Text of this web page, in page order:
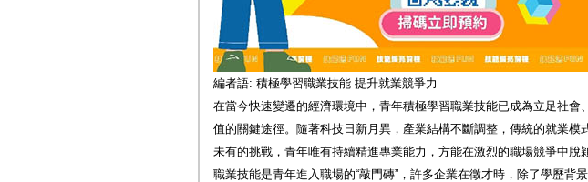
編者語: 積極學習職業技能 提升就業競爭力
在當今快速變遷的經濟環境中，青年積極學習職業技能已成為立足社會
值的關鍵途徑。隨著科技日新月異，產業結構不斷調整，傳統的就業模
未有的挑戰，青年唯有持續精進專業能力，方能在激烈的職場競爭中脫
職業技能是青年進入職場的“敲門磚”，許多企業在徵才時，除了學歷背